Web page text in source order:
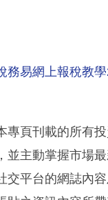
務易網上報稅教
專頁刊載的所有
並主動掌握市場
交平台的網誌內